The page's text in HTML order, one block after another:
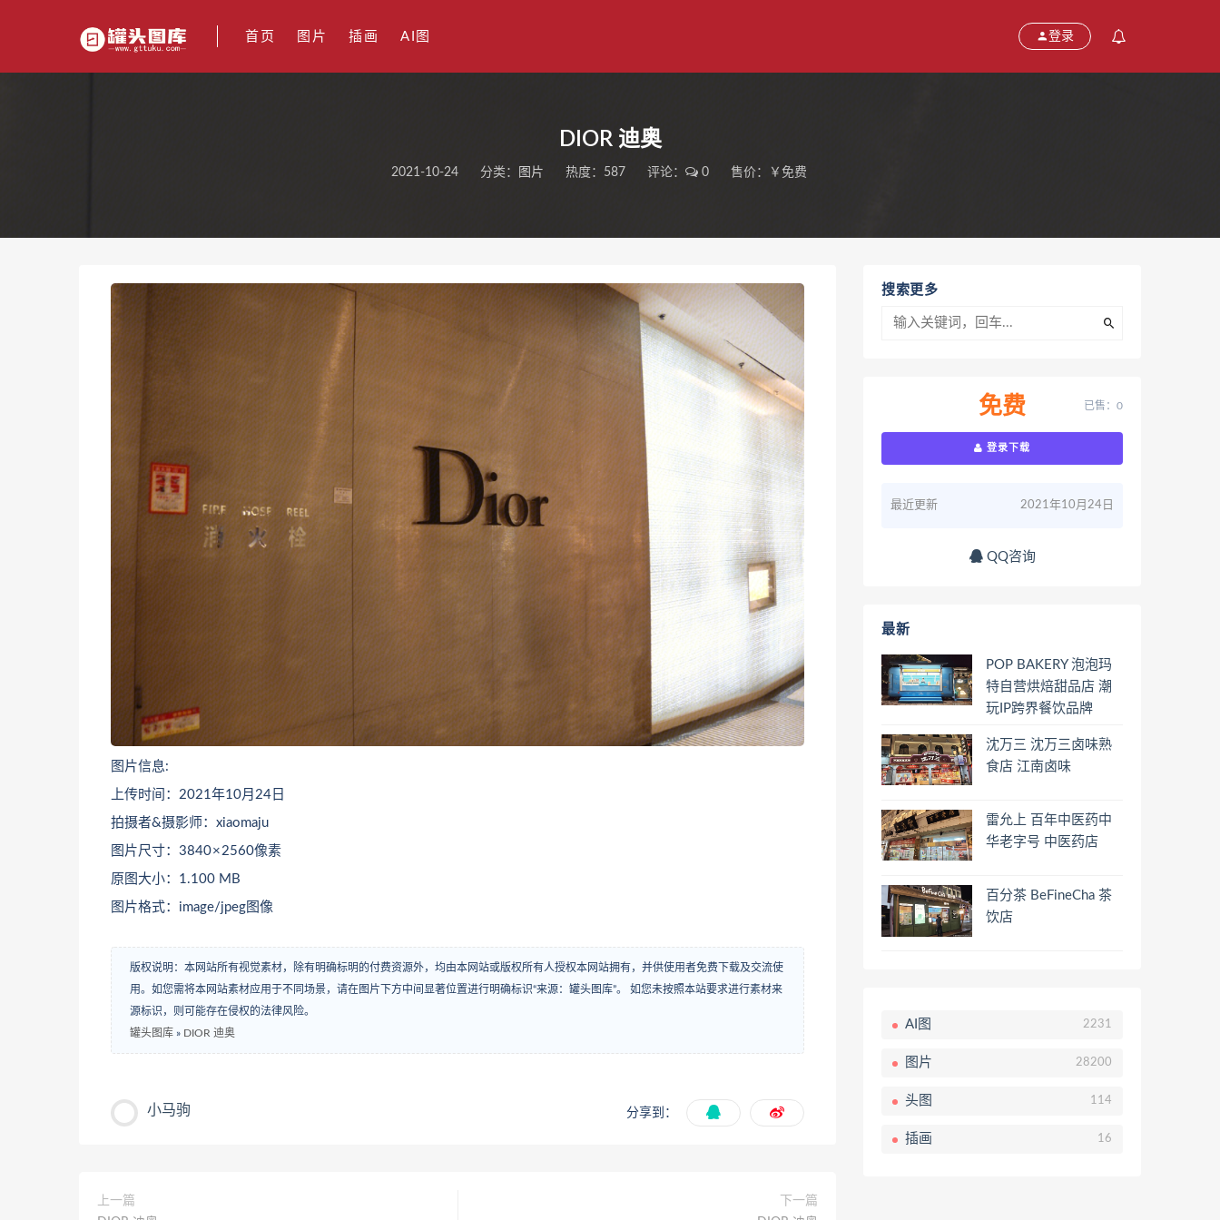
首页 图片 插画 AI图 登录
DIOR 迪奥
2021-10-24 分类： 图片 热度：587 评论： 0 售价：￥免费
图片信息:
上传时间：2021年10月24日
拍摄者&摄影师：xiaomaju
图片尺寸：3840 × 2560像素
原图大小：1.100 MB
图片格式：image/jpeg图像
版权说明：本网站所有视觉素材，除有明确标明的付费资源外，均由本网站或版权所有人授权本网站拥有，并供使用者免费下载及交流使
用。如您需将本网站素材应用于不同场景，请在图片下方中间显著位置进行明确标识“来源：罐头图库”。 如您未按照本站要求进行素材来
源标识，则可能存在侵权的法律风险。
罐头图库 » DIOR 迪奥
小马驹 分享到：
上一篇
下一篇
搜索更多
免费 已售：0
登录下载
最近更新 2021年10月24日
QQ咨询
最新
POP BAKERY 泡泡玛
特自营烘焙甜品店 潮
玩IP跨界餐饮品牌
沈万三 沈万三卤味熟
食店 江南卤味
雷允上 百年中医药中
华老字号 中医药店
百分茶 BeFineCha 茶
饮店
AI图 2231
图片 28200
头图 114
插画 16